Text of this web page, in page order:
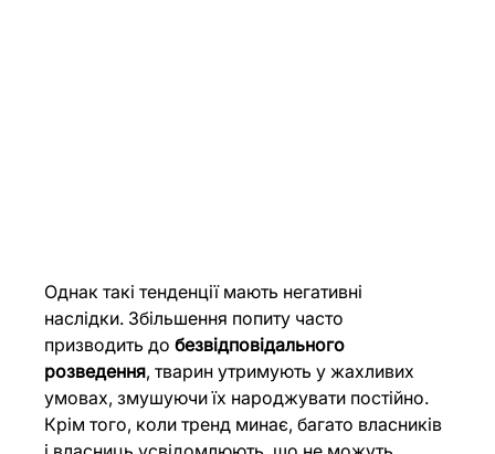
Однак такі тенденції мають негативні
наслідки. Збільшення попиту часто
призводить до безвідповідального
розведення, тварин утримують у жахливих
умовах, змушуючи їх народжувати постійно.
Крім того, коли тренд минає, багато власників